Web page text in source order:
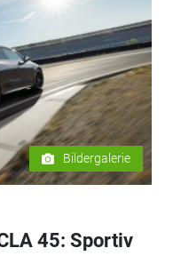
Bildergalerie
45: Sportiv